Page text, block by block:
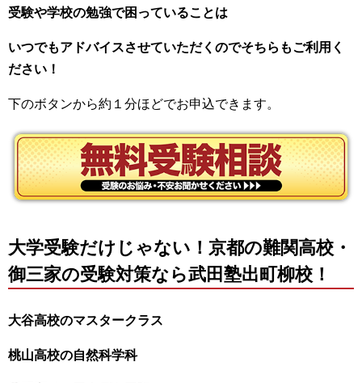
受験や学校の勉強で困っていることは
いつでもアドバイスさせていただくのでそちらもご利用く
ださい！
下のボタンから約１分ほどでお申込できます。
大学受験だけじゃない！京都の難関高校・
御三家の受験対策なら武田塾出町柳校！
大谷高校のマスタークラス
桃山高校の自然科学科